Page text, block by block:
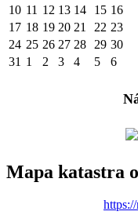
10 11 12 13 14 15 16
17 18 19 20 21 22 23
24 25 26 27 28 29 30
31 1 2 3 4 5 6
Mapa katastra